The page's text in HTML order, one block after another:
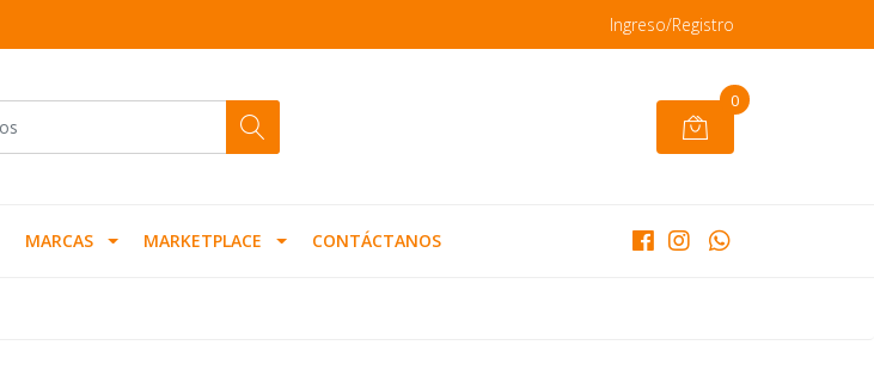
Ingreso/Registro
0
MARCAS MARKETPLACE CONTÁCTANOS